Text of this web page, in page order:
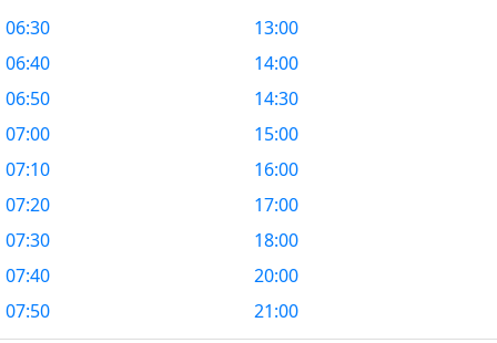
06:30
06:40
06:50
07:00
07:10
07:20
07:30
07:40
07:50
13:00
14:00
14:30
15:00
16:00
17:00
18:00
20:00
21:00